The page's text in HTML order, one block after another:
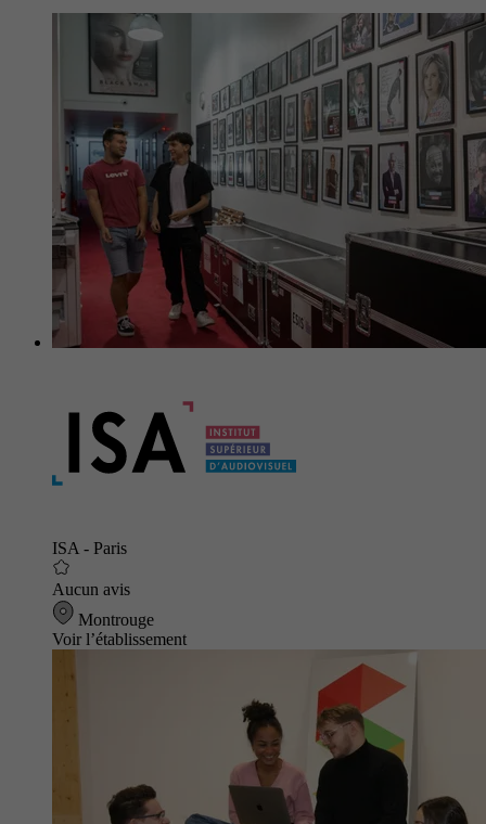
ISA - Paris
Aucun avis
Montrouge
Voir l’établissement